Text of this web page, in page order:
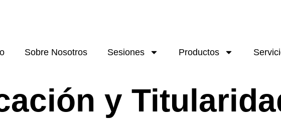
Sobre Nosotros Sesiones Productos
y